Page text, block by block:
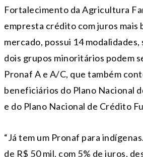
Fortalecimento da Agricultura
empresta crédito com juros mais
mercado, possui 14 modalidades,
dois grupos minoritários podem
Pronaf A e A/C, que também
beneficiários do Plano Nacional
e do Plano Nacional de Crédito
“Já tem um Pronaf para
de R$ 50 mil, com 5% de juros,